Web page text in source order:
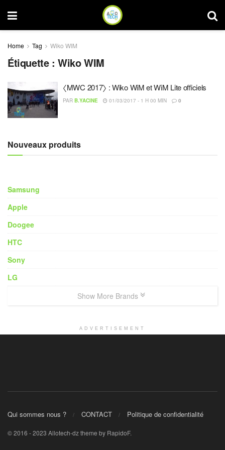
Home Tag Wiko WIM
Étiquette :Wiko WIM
〈MWC 2017〉 : Wiko WiM et WiM Lite officiels
PAR B.YACINE 01/03/2017 - 1 H 00 MIN 0
Nouveaux produits
Samsung
Apple
Doogee
HTC
Sony
LG
Show More Brands
ADVERTISEMENT
Qui sommes nous ? CONTACT Politique de confidentialité
© 2016 - 2023 Allotech-dz theme by RapidoF.